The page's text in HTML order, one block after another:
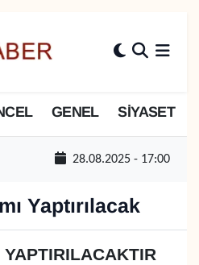
GENEL SİYASET
28.08.2025 - 17:00
Yaptırılacak